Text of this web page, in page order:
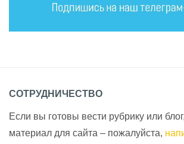
СОТРУДНИЧЕСТВО
Если вы готовы вести рубрику или
материал для сайта – пожалуйста,